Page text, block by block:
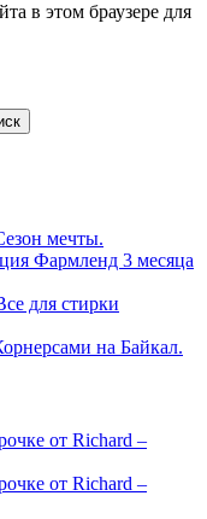
в этом браузере для
мечты.
Фармленд 3 месяца
для стирки
на Байкал.
от Richard –
от Richard –